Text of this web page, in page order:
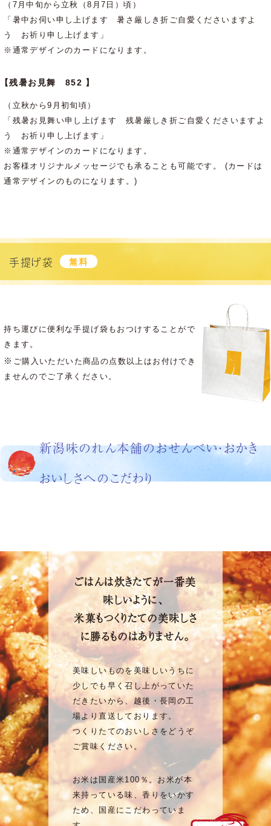
（7月中旬から立秋（8月7日）頃）
「暑中お伺い申し上げます 暑さ厳しき折ご自愛くださいますよ
う お祈り申し上げます」
※通常デザインのカードになります。
【残暑お見舞 852 】
（立秋から9月初旬頃）
「残暑お見舞い申し上げます 残暑厳しき折ご自愛くださいますよ
う お祈り申し上げます」
※通常デザインのカードになります。
お客様オリジナルメッセージでも承ることも可能です。 (カードは
通常デザインのものになります。)
手提げ袋 無料
持ち運びに便利な手提げ袋もおつけすることがで
きます。
※ ご購入いただいた商品の点数以上はお付けでき
ませんのでご了承ください。
新潟味のれん本舗のおせんべい・おかき
おいしさへのこだわり
ごはんは炊きたてが一番美
味しいように、
米菓もつくりたての美味しさ
に勝るものはありません。
美味しいものを美味しいうちに
少しでも早く召し上がっていた
だきたいから、越後・長岡の工
場より直送しております。
つくりたてのおいしさをどうぞ
ご賞味ください。
お米は国産米100％。お米が本
来持っている味、香りをいかす
ため、国産にこだわっていま